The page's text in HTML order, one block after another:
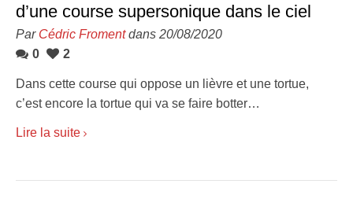
d’une course supersonique dans le ciel
Par Cédric Fromentdans 20/08/2020
0
2
Dans cette course qui oppose un lièvre et une tortue,
c’est encore la tortue qui va se faire botter…
Lire la suite